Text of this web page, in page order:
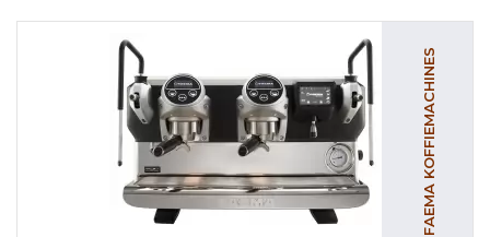
FAEMA KOFFIEMACHINES